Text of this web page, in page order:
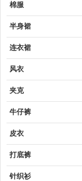
棉服
半身裙
连衣裙
风衣
夹克
牛仔裤
皮衣
打底裤
针织衫